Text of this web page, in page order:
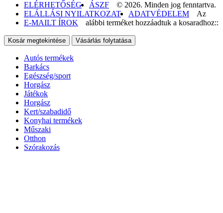
ELÉRHETŐSÉG
ÁSZF
ELÁLLÁSI NYILATKOZAT
ADATVÉDELEM
E-MAILT ÍROK
© 2026. Minden jog fenntartva.
Az
alábbi terméket hozzáadtuk a kosaradhoz::
Kosár megtekintése Vásárlás folytatása
Autós termékek
Barkács
Egészség/sport
Horgász
Játékok
Horgász
Kert/szabadidő
Konyhai termékek
Műszaki
Otthon
Szórakozás